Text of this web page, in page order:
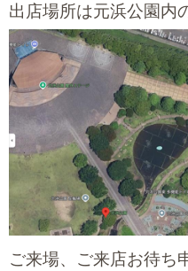
出店場所は元浜公園内
ご来場、ご来店お待ち